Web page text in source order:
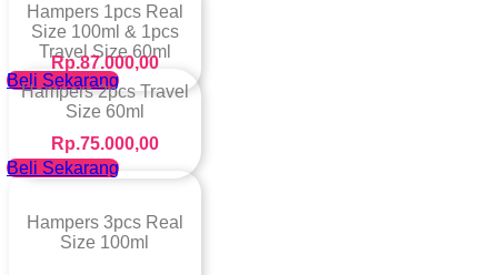
Hampers 1pcs Real
Size 100ml & 1pcs
Travel Size 60ml
Rp.87.000,00
Beli Sekarang
Hampers 2pcs Travel
Size 60ml
Rp.75.000,00
Beli Sekarang
Hampers 3pcs Real
Size 100ml